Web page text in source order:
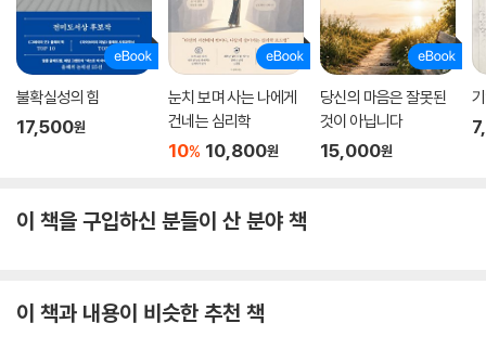
불확실성의 힘
17,500원
눈치 보며 사는 나에게
건네는 심리학
10% 10,800원
당신의 마음은 잘못된
것이 아닙니다
15,000원
이 책을 구입하신 분들이 산 분야 책
이 책과 내용이 비슷한 추천 책